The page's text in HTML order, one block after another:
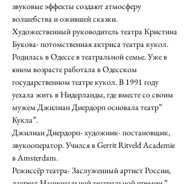
звуковые эффекты создают атмосферу
волшебства и ожившей сказки.
Художественный руководитель театра Кристина
Букова- потомственная актриса театра кукол.
Родилась в Одессе в театральной семье. Уже в
юном возрасте работала в Одесском
государственном театре кукол. В 1991 году
уехала жить в Нидерланды, где вместе со своим
мужем Джилиан Диердорп основала театр”
Кукла”.
Джилиан Диердорп- художник- постановщик,
звукооператор. Учился в Gerrit Ritveld Academie
в Amsterdam.
Режиссёр театра- Заслуженный артист России,